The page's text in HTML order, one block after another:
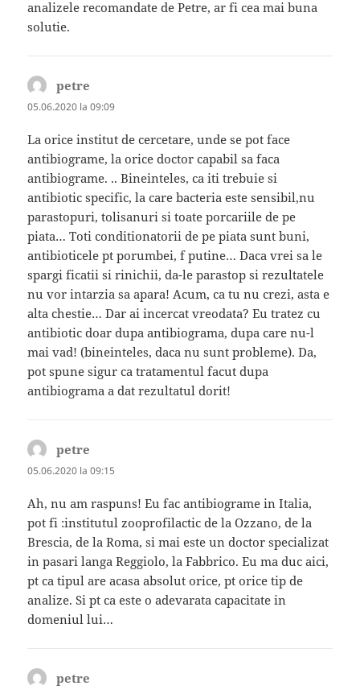
analizele recomandate de Petre, ar fi cea mai buna
solutie.
petre
05.06.2020 la 09:09
La orice institut de cercetare, unde se pot face
antibiograme, la orice doctor capabil sa faca
antibiograme. .. Bineinteles, ca iti trebuie si
antibiotic specific, la care bacteria este sensibil,nu
parastopuri, tolisanuri si toate porcariile de pe
piata… Toti conditionatorii de pe piata sunt buni,
antibioticele pt porumbei, f putine… Daca vrei sa le
spargi ficatii si rinichii, da-le parastop si rezultatele
nu vor intarzia sa apara! Acum, ca tu nu crezi, asta e
alta chestie… Dar ai incercat vreodata? Eu tratez cu
antibiotic doar dupa antibiograma, dupa care nu-l
mai vad! (bineinteles, daca nu sunt probleme). Da,
pot spune sigur ca tratamentul facut dupa
antibiograma a dat rezultatul dorit!
petre
05.06.2020 la 09:15
Ah, nu am raspuns! Eu fac antibiograme in Italia,
pot fi :institutul zooprofilactic de la Ozzano, de la
Brescia, de la Roma, si mai este un doctor specializat
in pasari langa Reggiolo, la Fabbrico. Eu ma duc aici,
pt ca tipul are acasa absolut orice, pt orice tip de
analize. Si pt ca este o adevarata capacitate in
domeniul lui…
petre